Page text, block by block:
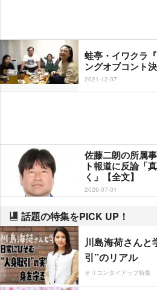
蛙亭・イワクラ
ングオブコント
2021-12-07
佐藤二朗の所属
ト報道に反論「
く」【全文】
2026-07-01
話題の特集をPICK UP！
川島海荷さんと
引”のリアル
オリコンタイアップ特集